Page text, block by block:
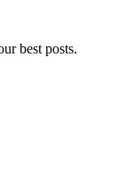
best posts.